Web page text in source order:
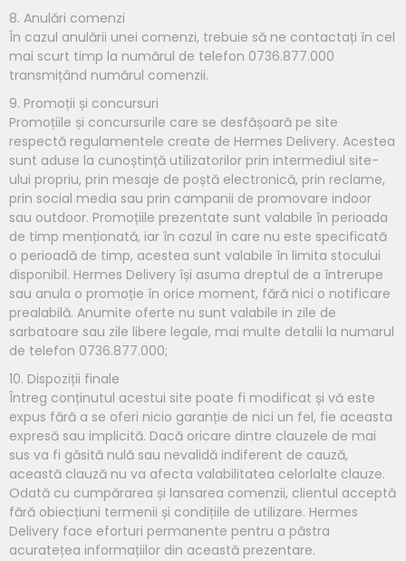
8. Anulări comenzi
În cazul anulării unei comenzi, trebuie să ne contactați în cel
mai scurt timp la numărul de telefon 0736.877.000
transmițând numărul comenzii.
9. Promoții și concursuri
Promoțiile și concursurile care se desfășoară pe site
respectă regulamentele create de Hermes Delivery. Acestea
sunt aduse la cunoștință utilizatorilor prin intermediul site-
ului propriu, prin mesaje de poștă electronică, prin reclame,
prin social media sau prin campanii de promovare indoor
sau outdoor. Promoțiile prezentate sunt valabile în perioada
de timp menționată, iar în cazul în care nu este specificată
o perioadă de timp, acestea sunt valabile în limita stocului
disponibil. Hermes Delivery își asuma dreptul de a întrerupe
sau anula o promoție în orice moment, fără nici o notificare
prealabilă. Anumite oferte nu sunt valabile in zile de
sarbatoare sau zile libere legale, mai multe detalii la numarul
de telefon 0736.877.000;
10. Dispoziții finale
Întreg conținutul acestui site poate fi modificat și vă este
expus fără a se oferi nicio garanție de nici un fel, fie aceasta
expresă sau implicită. Dacă oricare dintre clauzele de mai
sus va fi găsită nulă sau nevalidă indiferent de cauză,
această clauză nu va afecta valabilitatea celorlalte clauze.
Odată cu cumpărarea și lansarea comenzii, clientul acceptă
fără obiecțiuni termenii și condițiile de utilizare. Hermes
Delivery face eforturi permanente pentru a păstra
acuratețea informațiilor din această prezentare.